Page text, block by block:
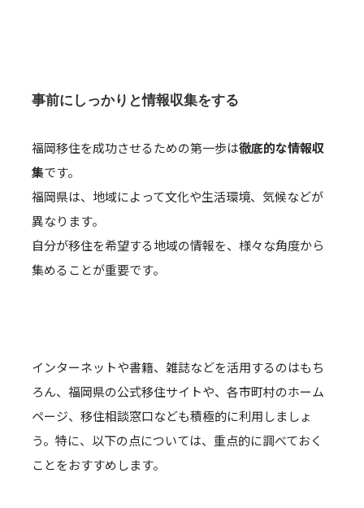
事前にしっかりと情報収集をする
福岡移住を成功させるための第一歩は徹底的な情報収
集です。
福岡県は、地域によって文化や生活環境、気候などが
異なります。
自分が移住を希望する地域の情報を、様々な角度から
集めることが重要です。
インターネットや書籍、雑誌などを活用するのはもち
ろん、福岡県の公式移住サイトや、各市町村のホーム
ページ、移住相談窓口なども積極的に利用しましょ
う。特に、以下の点については、重点的に調べておく
ことをおすすめします。